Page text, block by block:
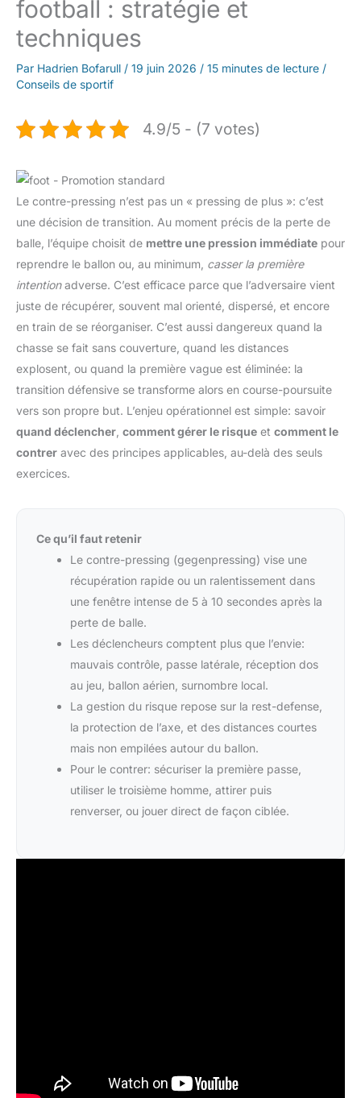
football : stratégie et
techniques
Par Hadrien Bofarull / 19 juin 2026 / 15 minutes de lecture /
Conseils de sportif
4.9/5 - (7 votes)
Le contre-pressing n’est pas un « pressing de plus »: c’est
une décision de transition. Au moment précis de la perte de
balle, l’équipe choisit de mettre une pression immédiate pour
reprendre le ballon ou, au minimum, casser la première
intentionadverse. C’est efficace parce que l’adversaire vient
juste de récupérer, souvent mal orienté, dispersé, et encore
en train de se réorganiser. C’est aussi dangereux quand la
chasse se fait sans couverture, quand les distances
explosent, ou quand la première vague est éliminée: la
transition défensive se transforme alors en course-poursuite
vers son propre but. L’enjeu opérationnel est simple: savoir
quand déclencher comment gérer le risque et comment le
contrer avec des principes applicables, au-delà des seuls
exercices.
Ce qu’il faut retenir
Le contre-pressing (gegenpressing) vise une
récupération rapide ou un ralentissement dans
une fenêtre intense de 5 à 10 secondes après la
perte de balle.
Les déclencheurs comptent plus que l’envie:
mauvais contrôle, passe latérale, réception dos
au jeu, ballon aérien, surnombre local.
La gestion du risque repose sur la rest-defense,
la protection de l’axe, et des distances courtes
mais non empilées autour du ballon.
Pour le contrer: sécuriser la première passe,
utiliser le troisième homme, attirer puis
renverser, ou jouer direct de façon ciblée.